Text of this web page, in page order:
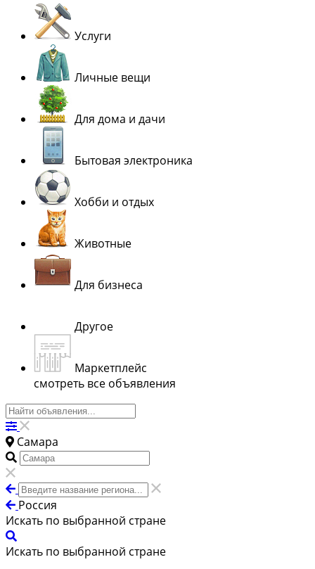
Услуги
Личные вещи
Для дома и дачи
Бытовая электроника
Хобби и отдых
Животные
Для бизнеса
Другое
Маркетплейс
смотреть все объявления
Самара
Россия
Искать по выбранной стране
Искать по выбранной стране